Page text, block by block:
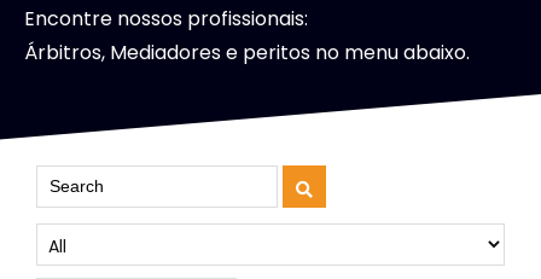
Encontre nossos profissionais:
Árbitros, Mediadores e peritos no menu abaixo.